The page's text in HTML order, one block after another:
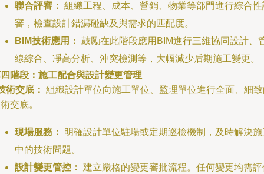
聯合評審： 組織工程、成本、營銷、物業等部門進行綜合性
審，檢查設計錯漏碰缺及與需求的匹配度。
BIM技術應用： 鼓勵在此階段應用BIM進行三維協同設計、
線綜合、凈高分析、沖突檢測等，大幅減少后期施工變更。
階段：施工配合與設計變更管理
術交底： 組織設計單位向施工單位、監理單位進行全面、細
交底。
現場服務：
明確設計單位駐場或定期巡檢機制，及時解決施
中的技術問題。
設計變更管控： 建立嚴格的變更審批流程。任何變更均需評